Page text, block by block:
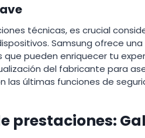
técnicas, es crucial
Samsung ofrece
pueden enriquecer tu
del fabricante para
las últimas funciones de
prestaciones: